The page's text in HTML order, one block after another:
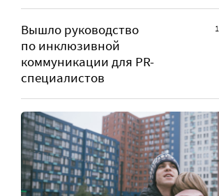
Вышло руководство
по инклюзивной
коммуникации для PR-
специалистов